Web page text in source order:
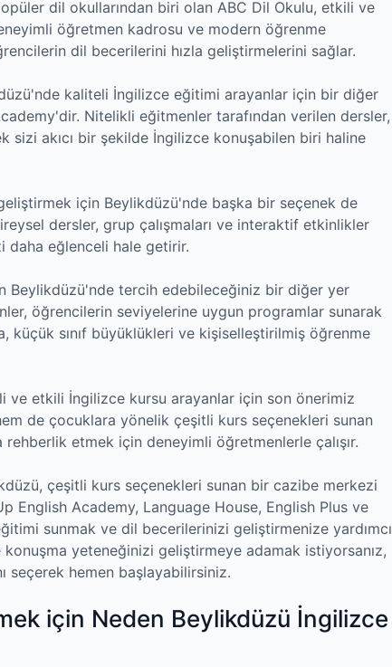
dil okullarından biri olan ABC Dil Okulu, etkili ve
öğretmen kadrosu ve modern öğrenme
dil becerilerini hızla geliştirmelerini sağlar.
kaliteli İngilizce eğitimi arayanlar için bir diğer
Nitelikli eğitmenler tarafından verilen dersler,
sizi akıcı bir şekilde İngilizce konuşabilen biri haline
için Beylikdüzü'nde başka bir seçenek de
dersler, grup çalışmaları ve interaktif etkinlikler
daha eğlenceli hale getirir.
Beylikdüzü'nde tercih edebileceğiniz bir diğer yer
öğrencilerin seviyelerine uygun programlar sunarak
küçük sınıf büyüklükleri ve kişiselleştirilmiş öğrenme
ve etkili İngilizce kursu arayanlar için son önerimiz
de çocuklara yönelik çeşitli kurs seçenekleri sunan
etmek için deneyimli öğretmenlerle çalışır.
çeşitli kurs seçenekleri sunan bir cazibe merkezi
English Academy, Language House, English Plus ve
sunmak ve dil becerilerinizi geliştirmenize yardımcı
yeteneğinizi geliştirmeye adamak istiyorsanız,
seçerek hemen başlayabilirsiniz.
için Neden Beylikdüzü İngilizce